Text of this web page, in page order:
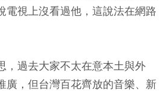
電視上沒看過他，這說法在網路
，過去大家不太在意本土與外
廣，但台灣百花齊放的音樂、新